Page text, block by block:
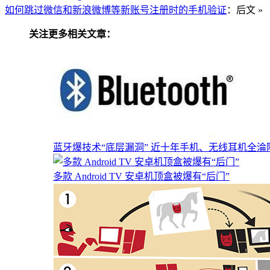
如何跳过微信和新浪微博等新账号注册时的手机验证 ：后文 »
关注更多相关文章：
蓝牙爆技术“底层漏洞” 近十年手机、无线耳机全淪
多款 Android TV 安卓机顶盒被爆有“后门”